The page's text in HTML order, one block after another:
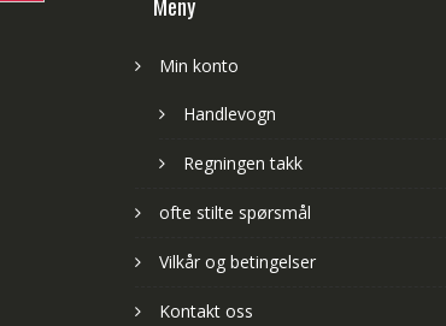
Min konto
Handlevogn
Regningen takk
ofte stilte spørsmål
Vilkår og betingelser
Kontakt oss